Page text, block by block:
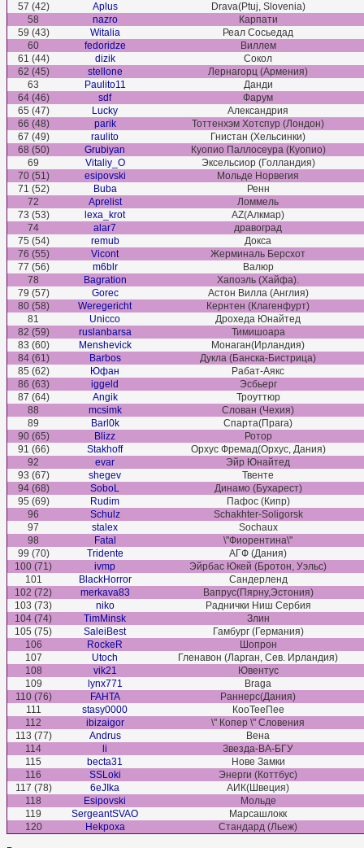
57 (42)
Aplus
Drava(Ptuj, Slovenia)
58
nazro
Карпати
59 (43)
Witalia
Реал Сосьедад
60
fedoridze
Виллем
61 (44)
dizik
Сокол
62 (45)
stellone
Лернагорц (Армения)
63
Paulito11
Данди
64 (46)
sdf
Фарум
65 (47)
Lucky
Александрия
66 (48)
parik
Тоттенхэм Хотспур (Лондон)
67 (49)
raulito
Гнистан (Хельсинки)
68 (50)
Grubiyan
Куопио Паллосеура (Куопио)
69
Vitaliy_O
Эксельсиор (Голландия)
70 (51)
esipovski
Мольде Норвегия
71 (52)
Buba
Ренн
72
Aprelist
Ломмель
73 (53)
lexa_krot
AZ(Алкмар)
74
alar7
дравоград
75 (54)
remub
Докса
76 (55)
Vicont
Жерминаль Берсхот
77 (56)
m6blr
Валюр
78
Bagration
Хапоэль (Хайфа).
79 (57)
Gorec
Астон Вилла (Англия)
80 (58)
Weregericht
Кернтен (Клагенфурт)
81
Unicco
Дрохеда Юнайтед
82 (59)
ruslanbarsa
Тимишоара
83 (60)
Menshevick
Монаган(Ирландия)
84 (61)
Barbos
Дукла (Банска-Бистрица)
85 (62)
Юфан
Рабат-Аякс
86 (63)
iggeld
Эсбьерг
87 (64)
Angik
Троуттюр
88
mcsimk
Слован (Чехия)
89
Barl0k
Спарта(Прага)
90 (65)
Blizz
Ротор
91 (66)
Stakhoff
Орхус Фремад(Орхус, Дания)
92
evar
Эйр Юнайтед
93 (67)
shegev
Твенте
94 (68)
SoboL
Динамо (Бухарест)
95 (69)
Rudim
Пафос (Кипр)
96
Schulz
Schakhter-Soligorsk
97
stalex
Sochaux
98
Fatal
\"Фиорентина\"
99 (70)
Tridente
АГФ (Дания)
100 (71)
ivmp
Эйрбас Юкей (Бротон, Уэльс)
101
BlackHorror
Сандерленд
102 (72)
merkava83
Вапрус(Пярну,Эстония)
103 (73)
niko
Раднички Ниш Сербия
104 (74)
TimMinsk
Злин
105 (75)
SaleiBest
Гамбург (Германия)
106
RockeR
Шопрон
107
Utoch
Гленавон (Ларган, Сев. Ирландия)
108
vik21
Ювентус
109
lynx771
Braga
110 (76)
FAHTA
Раннерс(Дания)
111
stasy0000
КооТееПее
112
ibizaigor
\" Копер \" Словения
113 (77)
Andrus
Вена
114
li
Звезда-ВА-БГУ
115
becta31
Нове Замки
116
SSLoki
Энерги (Коттбус)
117 (78)
6eJIka
АИК(Швеция)
118
Esipovski
Мольде
119
SergeantSVAO
Марсашлокк
120
Hekpoxa Стандард (Льеж)